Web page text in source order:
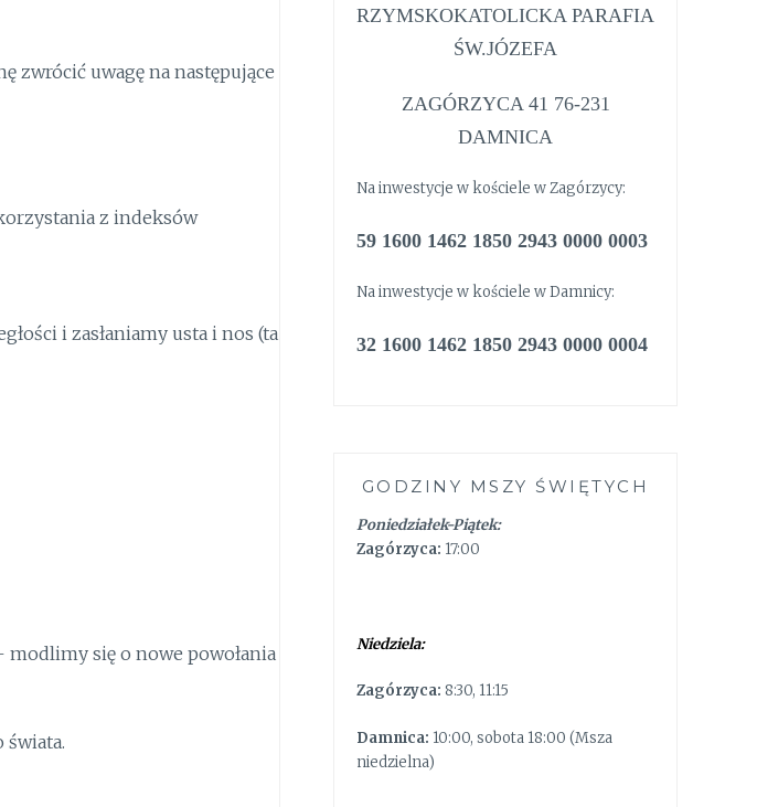
zwrócić uwagę na następujące
z indeksów
i zasłaniamy usta i nos (ta
modlimy się o nowe powołania
świata.
RZYMSKOKATOLICKA PARAFIA
ŚW.JÓZEFA
ZAGÓRZYCA 41 76-231
DAMNICA
Na inwestycje w kościele w Zagórzycy:
59 1600 1462 1850 2943 0000 0003
Na inwestycje w kościele w Damnicy:
32 1600 1462 1850 2943 0000 0004
GODZINY MSZY ŚWIĘTYCH
Poniedziałek-Piątek:
Zagórzyca: 17:00
Niedziela:
Zagórzyca: 8:30, 11:15
Damnica: 10:00, sobota 18:00 (Msza
niedzielna)